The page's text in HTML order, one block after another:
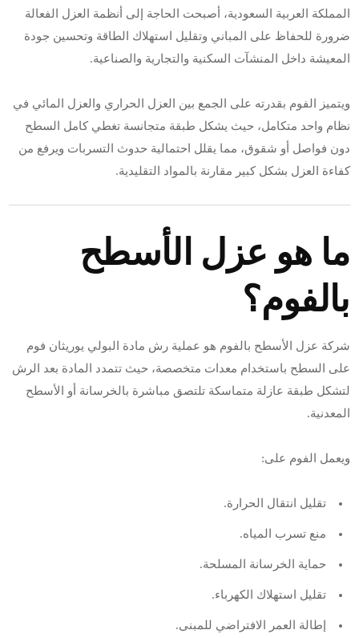
المملكة العربية السعودية، أصبحت الحاجة إلى أنظمة العزل الفعالة
ضرورة للحفاظ على المباني وتقليل استهلاك الطاقة وتحسين جودة
المعيشة داخل المنشآت السكنية والتجارية والصناعية.
ويتميز الفوم بقدرته على الجمع بين العزل الحراري والعزل المائي في
نظام واحد متكامل، حيث يشكل طبقة متجانسة تغطي كامل السطح
دون فواصل أو شقوق، مما يقلل احتمالية حدوث التسربات ويرفع من
كفاءة العزل بشكل كبير مقارنة بالمواد التقليدية.
ما هو عزل الأسطح
بالفوم؟
شركة عزل الأسطح بالفوم هو عملية رش مادة البولي يوريثان فوم
على السطح باستخدام معدات متخصصة، حيث تتمدد المادة بعد الرش
لتشكل طبقة عازلة متماسكة تلتصق مباشرة بالخرسانة أو الأسطح
المعدنية.
ويعمل الفوم على:
تقليل انتقال الحرارة.
منع تسرب المياه.
حماية الخرسانة المسلحة.
تقليل استهلاك الكهرباء.
إطالة العمر الافتراضي للمبنى.